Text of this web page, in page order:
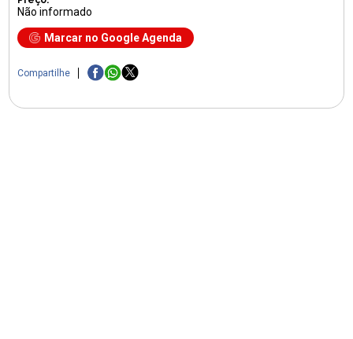
Não informado
Marcar no Google Agenda
Compartilhe